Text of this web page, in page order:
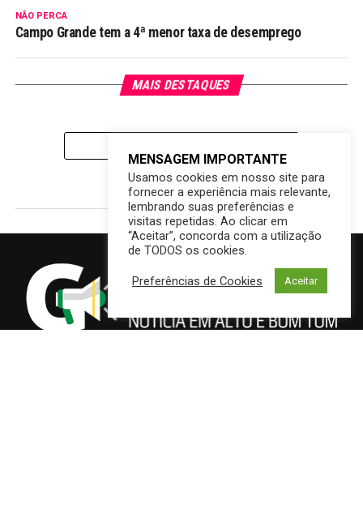
NÃO PERCA
Campo Grande tem a 4ª menor taxa de desemprego
MAIS DESTAQUES
MENSAGEM IMPORTANTE
Usamos cookies em nosso site para
fornecer a experiência mais relevante,
lembrando suas preferências e
visitas repetidas. Ao clicar em
“Aceitar”, concorda com a utilização
de TODOS os cookies.
Preferências de Cookies Aceitar